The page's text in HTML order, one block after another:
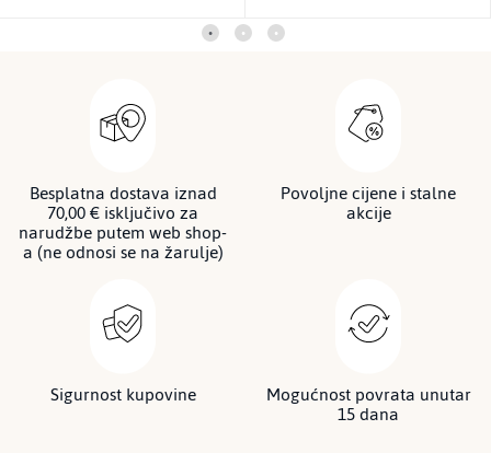
Besplatna dostava iznad
70,00 € isključivo za
narudžbe putem web shop-
a (ne odnosi se na žarulje)
Povoljne cijene i stalne
akcije
Sigurnost kupovine Mogućnost povrata unutar
15 dana